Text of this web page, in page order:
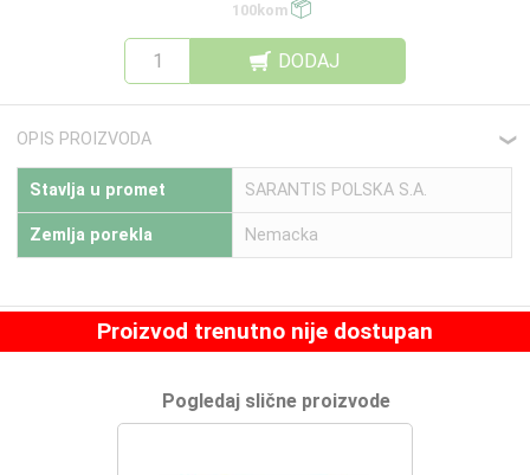
100kom
DODAJ
OPIS PROIZVODA ❮
Stavlja u promet SARANTIS POLSKA S.A.
Zemlja porekla Nemacka
Proizvod trenutno nije dostupan
Pogledaj slične proizvode